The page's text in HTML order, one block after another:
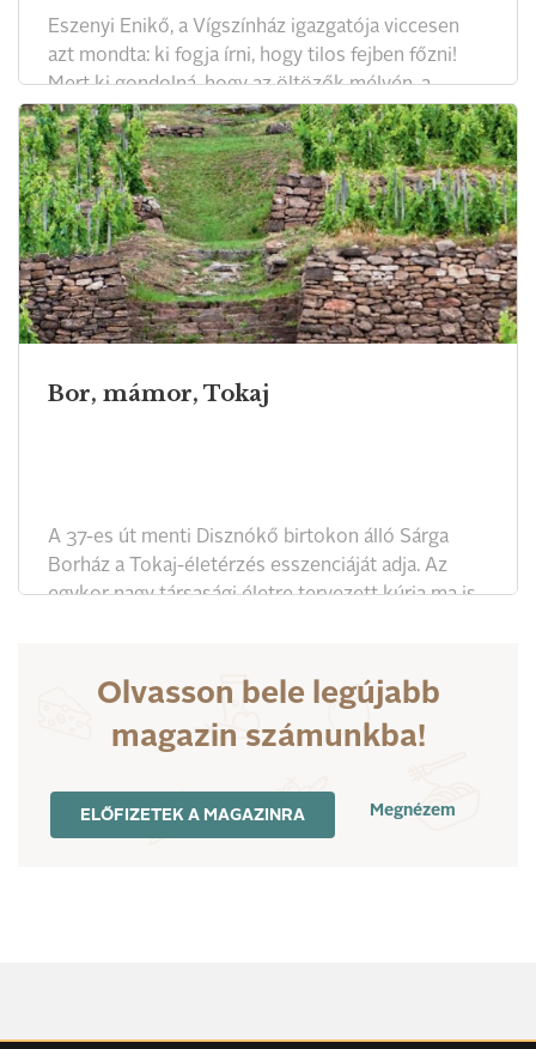
Eszenyi Enikő, a Vígszínház igazgatója viccesen
azt mondta: ki fogja írni, hogy tilos fejben főzni!
Mert ki gondolná, hogy az öltözők mélyén, a
próbák szünetében isteni receptek cserélnek
gazdát még a diétára fogott színészek körében is.
Az ételekről való beszélgetés nagy mestere Hegyi
Barbara, aki azonban a gyakorlatban is elbűvöli azt,
aki az asztalához ül.
Bor, mámor, Tokaj
A 37-es út menti Disznókő birtokon álló Sárga
Borház a Tokaj-életérzés esszenciáját adja. Az
egykor nagy társasági életre tervezett kúria ma is
beszélgetéseket kínál.
Olvasson bele legújabb
magazin számunkba!
ELŐFIZETEK A MAGAZINRA Megnézem